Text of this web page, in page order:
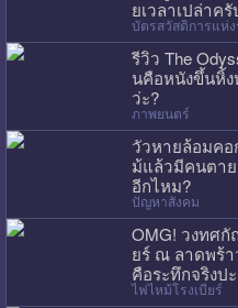
ยเวลาเปล่าครั
บัตรสวัสดิการแห่ง
รีวิว The
นคือหนังขึ้นหิ้
ว่ะ?
ภาพยนตร์
วัวหายล้อมคอ
ม้แล้วมีคนตา
อีกไหม?
ปัญหาสังคม
OMG! วงทศ
ยร์ ณ ลาดพร้า
คือระทึกจริงป
ไฟไหม้โรงเบียร์